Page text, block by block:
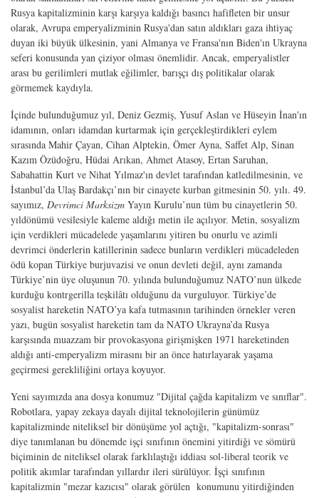
Rusya kapitalizminin karşı karşıya kaldığı basıncı hafifleten bir unsur
olarak, Avrupa emperyalizminin Rusya'dan satın aldıkları gaza ihtiyaç
duyan iki büyük ülkesinin, yani Almanya ve Fransa'nın Biden'ın Ukrayna
seferi konusunda yan çiziyor olması önemlidir. Ancak, emperyalistler
arası bu gerilimleri mutlak eğilimler, barışçı dış politikalar olarak
görmemek kaydıyla.
İçinde bulunduğumuz yıl, Deniz Gezmiş, Yusuf Aslan ve Hüseyin İnan'ın
idamının, onları idamdan kurtarmak için gerçekleştirdikleri eylem
sırasında Mahir Çayan, Cihan Alptekin, Ömer Ayna, Saffet Alp, Sinan
Kazım Özüdoğru, Hüdai Arıkan, Ahmet Atasoy, Ertan Saruhan,
Sabahattin Kurt ve Nihat Yılmaz'ın devlet tarafından katledilmesinin, ve
İstanbul’da Ulaş Bardakçı’nın bir cinayete kurban gitmesinin 50. yılı. 49.
sayımız, Devrimci Marksizm Yayın Kurulu’nun tüm bu cinayetlerin 50.
yıldönümü vesilesiyle kaleme aldığı metin ile açılıyor. Metin, sosyalizm
için verdikleri mücadelede yaşamlarını yitiren bu onurlu ve azimli
devrimci önderlerin katillerinin sadece bunların verdikleri mücadeleden
ödü kopan Türkiye burjuvazisi ve onun devleti değil, aynı zamanda
Türkiye’nin üye oluşunun 70. yılında bulunduğumuz NATO’nun ülkede
kurduğu kontrgerilla teşkilâtı olduğunu da vurguluyor. Türkiye’de
sosyalist hareketin NATO’ya kafa tutmasının tarihinden örnekler veren
yazı, bugün sosyalist hareketin tam da NATO Ukrayna’da Rusya
karşısında muazzam bir provokasyona girişmişken 1971 hareketinden
aldığı anti-emperyalizm mirasını bir an önce hatırlayarak yaşama
geçirmesi gerekliliğini ortaya koyuyor.
Yeni sayımızda ana dosya konumuz "Dijital çağda kapitalizm ve sınıflar".
Robotlara, yapay zekaya dayalı dijital teknolojilerin günümüz
kapitalizminde niteliksel bir dönüşüme yol açtığı, "kapitalizm-sonrası"
diye tanımlanan bu dönemde işçi sınıfının önemini yitirdiği ve sömürü
biçiminin de niteliksel olarak farklılaştığı iddiası sol-liberal teorik ve
politik akımlar tarafından yıllardır ileri sürülüyor. İşçi sınıfının
kapitalizmin "mezar kazıcısı" olarak görülen konumunu yitirdiğinden